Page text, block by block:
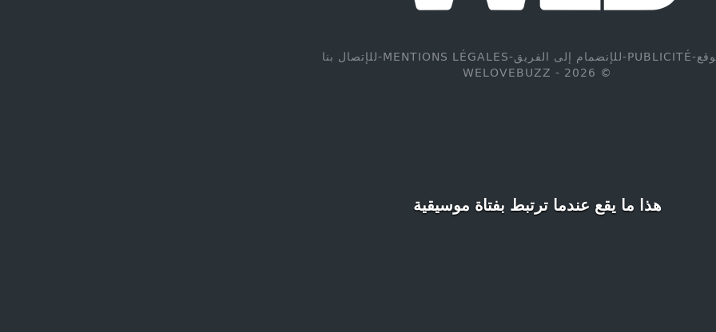
هذا ما يقع عندما ترتبط بفتاة موسيقية
-
PUBLICITÉ
-للإنضمام إلى الفريق-
MENTIONS LÉGALES
-للإتصال بنا
© WELOVEBUZZ - 2026